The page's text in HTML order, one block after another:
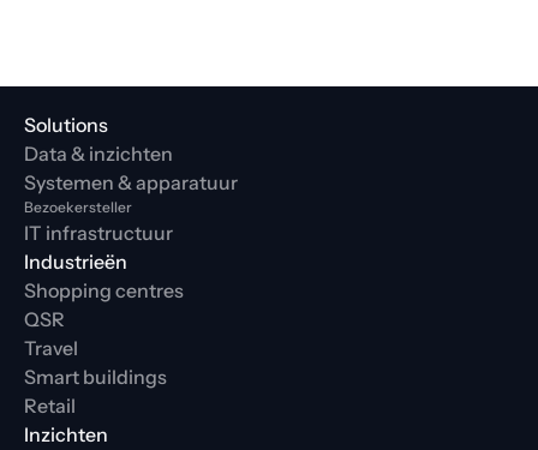
Solutions
Data & inzichten
Systemen & apparatuur
Bezoekersteller
IT infrastructuur
Industrieën
Shopping centres
QSR
Travel
Smart buildings
Retail
Inzichten